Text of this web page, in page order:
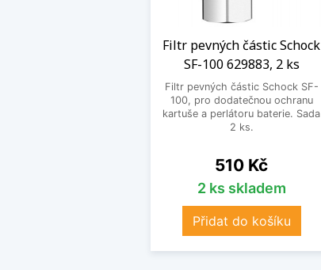
Filtr pevných částic Schock
SF-100 629883, 2 ks
Filtr pevných částic Schock SF-
100, pro dodatečnou ochranu
kartuše a perlátoru baterie. Sada
2 ks.
Cena
510 Kč
2 ks skladem
Přidat do košíku